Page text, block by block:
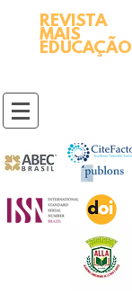
REVISTA
MAIS
EDUCAÇÃO